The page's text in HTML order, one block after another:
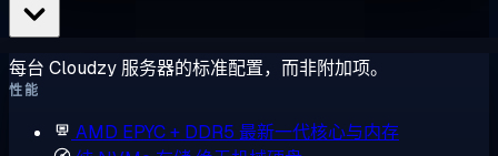
每台 Cloudzy 服务器的标准配置，而非附加项。
性能
AMD EPYC + DDR5 最新一代核心与内存